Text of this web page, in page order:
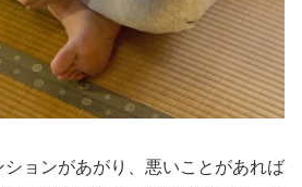
ョンがあがり、悪いことがあれば